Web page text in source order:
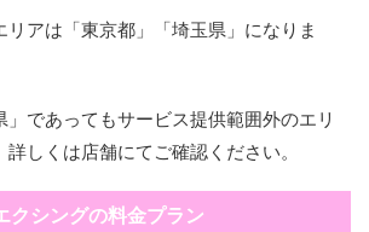
リアは「東京都」「埼玉県」になりま
」であってもサービス提供範囲外のエリ
しくは店舗にてご確認ください。
クシングの料金プラン